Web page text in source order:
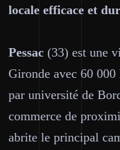
locale efficace et
Pessac (33) est une
Gironde avec 60 000
par université de
commerce de
abrite le principal